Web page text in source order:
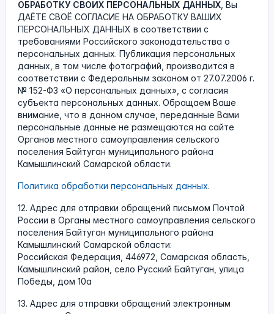
ОБРАБОТКУ СВОИХ ПЕРСОНАЛЬНЫХ ДАННЫХ , Вы
ДАЁТЕ СВОЁ СОГЛАСИЕ НА ОБРАБОТКУ ВАШИХ
ПЕРСОНАЛЬНЫХ ДАННЫХ в соответствии с
требованиями Российского законодательства о
персональных данных. Публикация персональных
данных, в том числе фотографий, производится в
соответствии с Федеральным законом от 27.07.2006 г.
№ 152-ФЗ «О персональных данных», с согласия
субъекта персональных данных. Обращаем Ваше
внимание, что в данном случае, переданные Вами
персональные данные не размещаются на сайте
Органов местного самоуправления сельского
поселения Байтуган муниципального района
Камышлинский Самарской области.
Политика обработки персональных данных.
12. Адрес для отправки обращений письмом Почтой
России в Органы местного самоуправления сельского
поселения Байтуган муниципального района
Камышлинский Самарской области:
Российская Федерация, 446972, Самарская область,
Камышлинский район, село Русский Байтуган, улица
Победы, дом 10а
13. Адрес для отправки обращений электронным